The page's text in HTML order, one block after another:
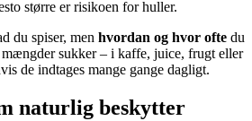
større er risikoen for huller.
du spiser, men hvordan og hvor ofte du
sukker – i kaffe, juice, frugt eller
de indtages mange gange dagligt.
naturlig beskytter